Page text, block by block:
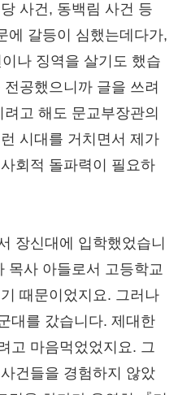
사건, 동백림 사건 등
에 갈등이 심했는데다가,
나 징역을 살기도 했습
공했으니까 글을 쓰려
고 해도 문교부장관의
시대를 거치면서 제가
회적 돌파력이 필요하
장신대에 입학했었습니
목사 아들로서 고등학교
때문이었지요. 그러나
대를 갔습니다. 제대한
고 마음먹었었지요. 그
건들을 경험하지 않았